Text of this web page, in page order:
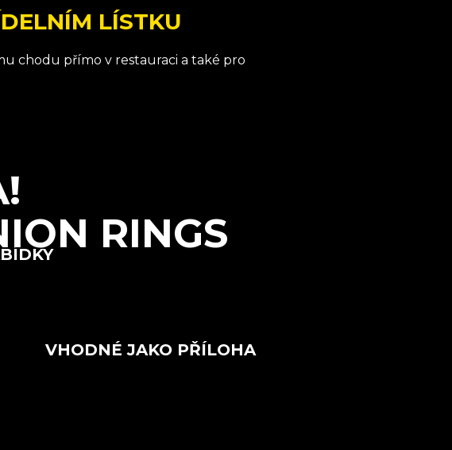
LÍSTKU
chodu přímo v restauraci a také pro
RINGS
VHODNÉ JAKO PŘÍLOHA